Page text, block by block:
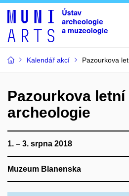
Kalendář akcí Pazourkova
Pazourkova
archeologie
1. – 3. srpna 2018
Muzeum Blanenska